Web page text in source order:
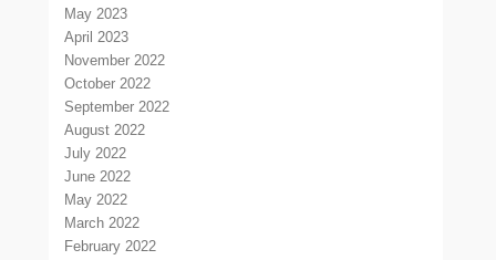
May 2023
April 2023
November 2022
October 2022
September 2022
August 2022
July 2022
June 2022
May 2022
March 2022
February 2022